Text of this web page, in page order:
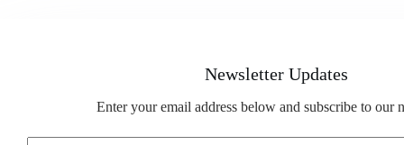
Newsletter Updates
Enter your email address below and subscribe to our